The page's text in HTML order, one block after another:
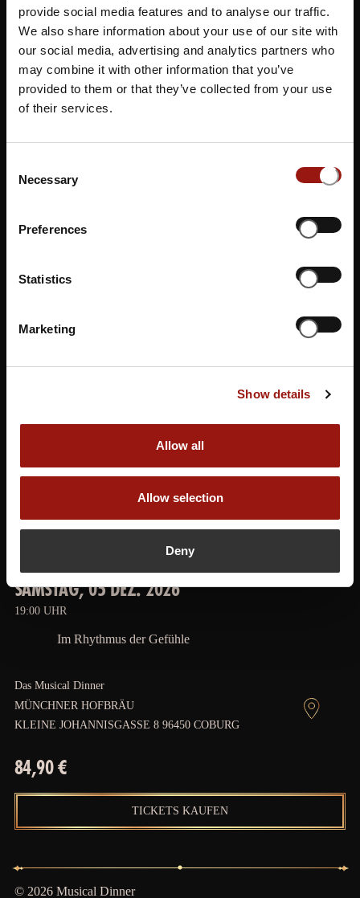
provide social media features and to analyse our traffic.
We also share information about your use of our site with
our social media, advertising and analytics partners who
may combine it with other information that you’ve
provided to them or that they’ve collected from your use
of their services.
Selection
Necessary
Preferences
Statistics
Marketing
Show details
Allow all
Allow selection
Deny
breite Palette von Musicalhits und Songs aus
verschiedenen Genres, während die Gäste sich von der
Musik verzaubern lassen und gleichzeitig die exquisite
Küche des Restaurants genießen.
Sie möchten sich nicht auf einen Termin festlegen?
Gastronom*innen indem Sie einen Gutschein erwerben.
SAMSTAG, 05 DEZ. 2026
19:00 UHR
Im Rhythmus der Gefühle
Das Musical Dinner
MÜNCHNER HOFBRÄU
KLEINE JOHANNISGASSE 8 96450 COBURG
84,90 €
TICKETS KAUFEN
© 2026 Musical Dinner